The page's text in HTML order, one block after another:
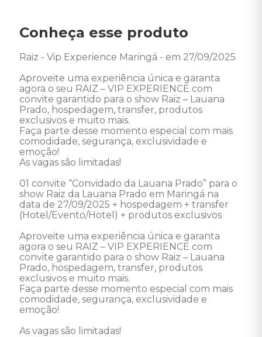
Conheça esse produto
Raiz - Vip Experience Maringá - em 27/09/2025
Aproveite uma experiência única e garanta
agora o seu RAIZ – VIP EXPERIENCE com
convite garantido para o show Raiz – Lauana
Prado, hospedagem, transfer, produtos
exclusivos e muito mais.
Faça parte desse momento especial com mais
comodidade, segurança, exclusividade e
emoção!
As vagas são limitadas!
01 convite “Convidado da Lauana Prado” para o
show Raiz da Lauana Prado em Maringá na
data de 27/09/2025 + hospedagem + transfer
(Hotel/Evento/Hotel) + produtos exclusivos
Aproveite uma experiência única e garanta
agora o seu RAIZ – VIP EXPERIENCE com
convite garantido para o show Raiz – Lauana
Prado, hospedagem, transfer, produtos
exclusivos e muito mais.
Faça parte desse momento especial com mais
comodidade, segurança, exclusividade e
emoção!
As vagas são limitadas!